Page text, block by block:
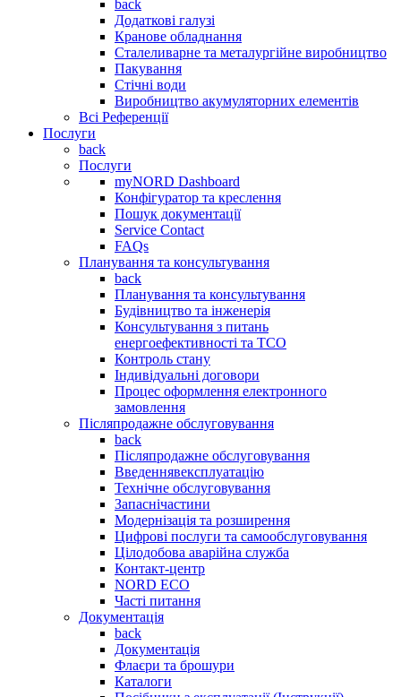
back
Додаткові галузі
Кранове обладнання
Сталеливарне та металургійне виробництво
Пакування
Стічні води
Виробництво акумуляторних елементів
Всі Референції
Послуги
back
Послуги
myNORD Dashboard
Конфігуратор та креслення
Пошук документації
Service Contact
FAQs
Планування та консультування
back
Планування та консультування
Будівництво та інженерія
Консультування з питань
енергоефективності та TCO
Контроль стану
Індивідуальні договори
Процес оформлення електронного
замовлення
Післяпродажне обслуговування
back
Післяпродажне обслуговування
Введеннявексплуатацію
Технічне обслуговування
Запаснічастини
Модернізація та розширення
Цифрові послуги та самообслуговування
Цілодобова аварійна служба
Контакт-центр
NORD ECO
Часті питання
Документація
back
Документація
Флаєри та брошури
Каталоги